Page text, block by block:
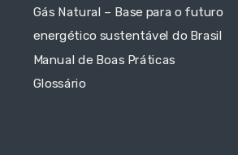
Gás Natural – Base para o futuro
energético sustentável do Brasil
Manual de Boas Práticas
Glossário